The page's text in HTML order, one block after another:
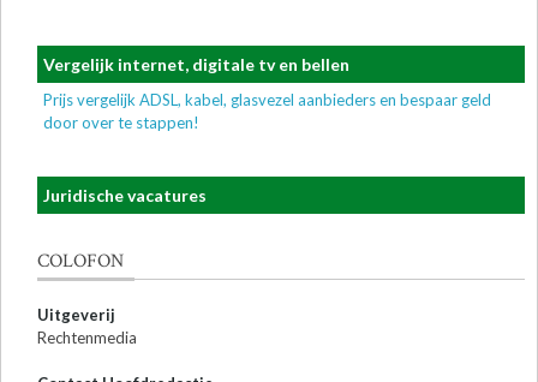
Vergelijk internet, digitale tv en bellen
Prijs vergelijk ADSL, kabel, glasvezel aanbieders en bespaar geld
door over te stappen!
Juridische vacatures
COLOFON
Uitgeverij
Rechtenmedia